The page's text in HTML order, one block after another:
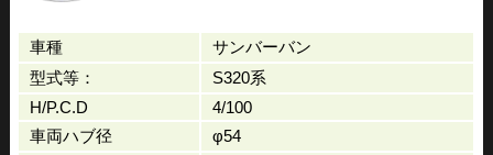
車種
サンバーバン
型式等：
S320系
H/P.C.D
4/100
車両ハブ径
φ54